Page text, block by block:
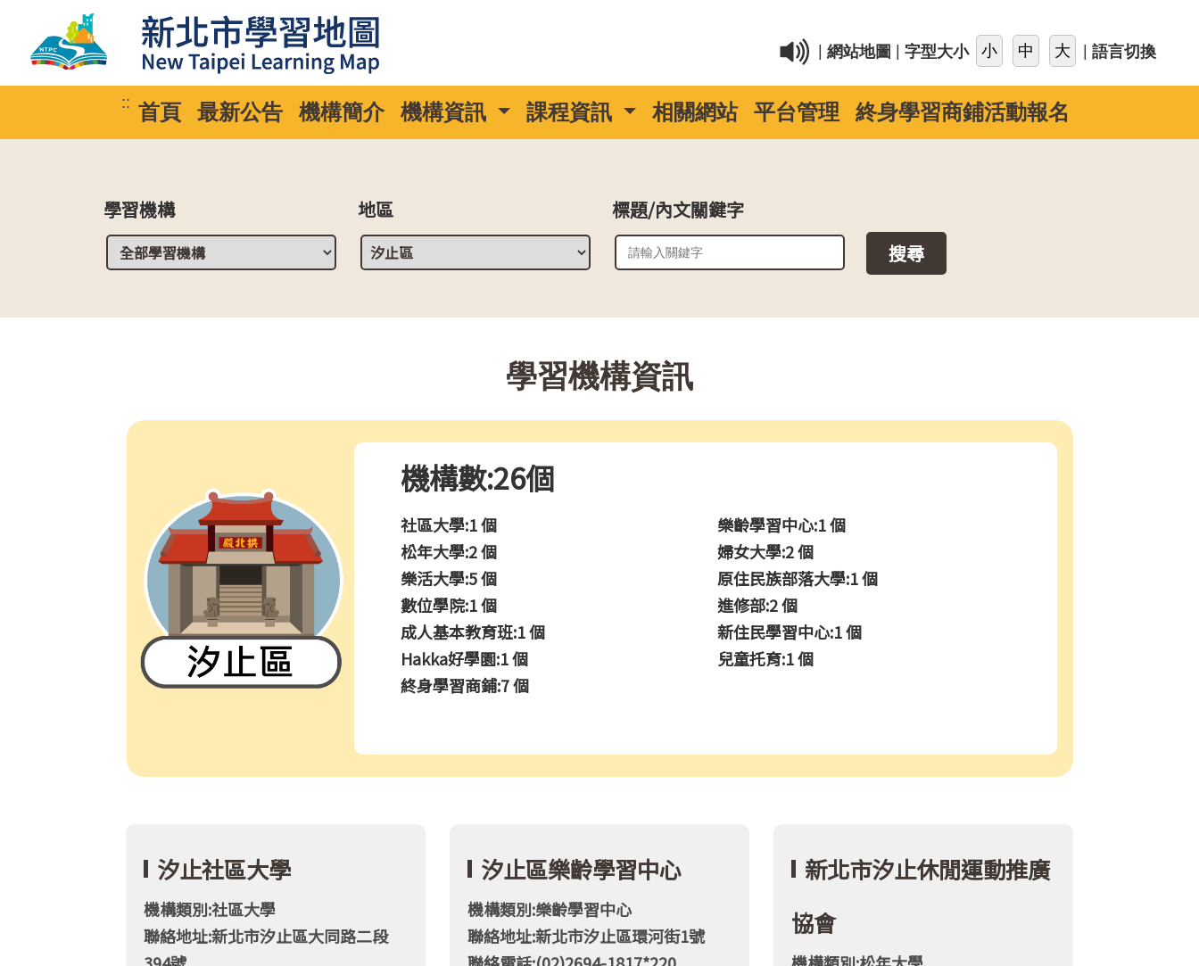
網站地圖 字型大小 語言切換
:: 首頁 最新公告 機構簡介 機構資訊 課程資訊 相關網站 平台管理 終身學習商鋪活動報名
學習機構 地區 標題/內文關鍵字
學習機構資訊
機構數:26個
社區大學:1 個
樂齡學習中心:1 個
松年大學:2 個
婦女大學:2 個
樂活大學:5 個
原住民族部落大學:1 個
數位學院:1 個
進修部:2 個
成人基本教育班:1 個
新住民學習中心:1 個
Hakka好學園:1 個
兒童托育:1 個
終身學習商鋪:7 個
汐止社區大學
機構類別:社區大學
聯絡地址:新北市汐止區大同路二段
汐止區樂齡學習中心
機構類別:樂齡學習中心
聯絡地址:新北市汐止區環河街1號
新北市汐止休閒運動推廣
協會